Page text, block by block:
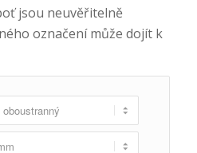
jsou neuvěřitelně
označení může dojít k